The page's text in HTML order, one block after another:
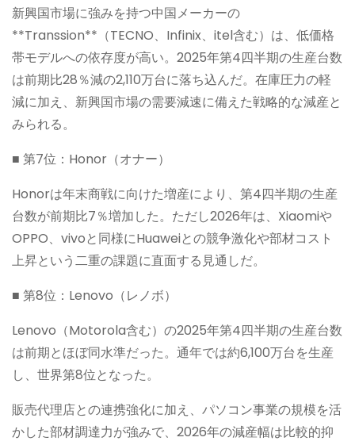
新興国市場に強みを持つ中国メーカーの
**Transsion**（TECNO、Infinix、itel含む）は、低価格
帯モデルへの依存度が高い。2025年第4四半期の生産台数
は前期比28％減の2,110万台に落ち込んだ。在庫圧力の軽
減に加え、新興国市場の需要減速に備えた戦略的な減産と
みられる。
■ 第7位：Honor（オナー）
Honorは年末商戦に向けた増産により、第4四半期の生産
台数が前期比7％増加した。ただし2026年は、Xiaomiや
OPPO、vivoと同様にHuaweiとの競争激化や部材コスト
上昇という二重の課題に直面する見通しだ。
■ 第8位：Lenovo（レノボ）
Lenovo（Motorola含む）の2025年第4四半期の生産台数
は前期とほぼ同水準だった。通年では約6,100万台を生産
し、世界第8位となった。
販売代理店との連携強化に加え、パソコン事業の規模を活
かした部材調達力が強みで、2026年の減産幅は比較的抑